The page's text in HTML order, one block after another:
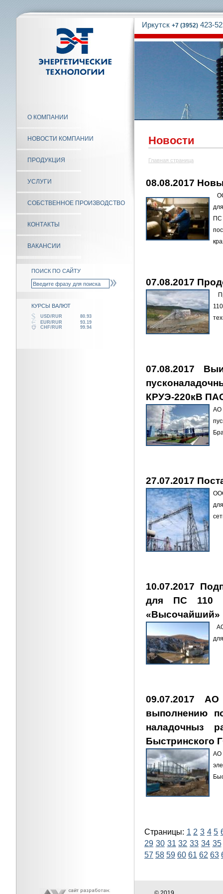
О КОМПАНИИ
НОВОСТИ КОМПАНИИ
ПРОДУКЦИЯ
УСЛУГИ
СОБСТВЕННОЕ ПРОИЗВОДСТВО
КОНТАКТЫ
ВАКАНСИИ
ПОИСК ПО САЙТУ
КУРСЫ ВАЛЮТ
USD/RUR
80.93
EUR/RUR
93.19
CHF/RUR
99.94
Иркутск +7 (3952) 423-
Новости
Главная страница
08.08.2017
07.08.2017
07.08.2017
КРУЭ-220кВ
АО
27.07.2017
10.07.2017
для ПС 110
«Высочайший»
09.07.2017 АО
выполнению
наладочныз
Быстринского
АО
Страницы: 1 2 3 4 5
29 30 31 32 33 34 35
57 58 59 60 61 62 63